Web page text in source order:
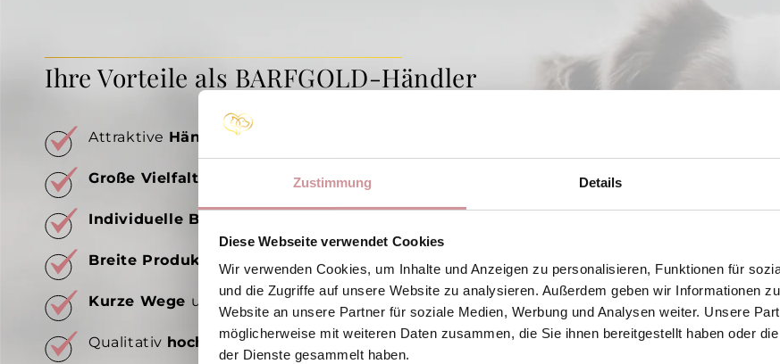
Zustimmung Details
Diese Webseite verwendet Cookies
Wir verwenden Cookies, um Inhalte und Anzeigen zu personalisieren, Funktionen für
und die Zugriffe auf unsere Website zu analysieren. Außerdem geben wir Informationen
Website an unsere Partner für soziale Medien, Werbung und Analysen weiter. Unsere
möglicherweise mit weiteren Daten zusammen, die Sie ihnen bereitgestellt haben oder
der Dienste gesammelt haben.
Ihre Vorteile als BARFGOLD-Händler
Attraktive Händlerkonditionen
Große Vielfalt an BARF-Produkten für Ihre Kunden
Individuelle Belieferung
Breite Produktpalette: Tiefkühlartikel, Naturkauartikel, Nahrungsergänzungsmittel etc.
Kurze Wege und hohe Warenverfügbarkeit
Qualitativ hochwertige Fleischprodukteund luftgetrocknete Kauartikelohne